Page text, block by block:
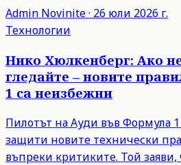
Admin Novinite· 26 юли 2026 г.
Технологии
Нико Хюлкенберг: Ако
гледайте – новите
1 са неизбежни
Пилотът на Ауди във Формула
защити новите технически
въпреки критиките. Той заяви,